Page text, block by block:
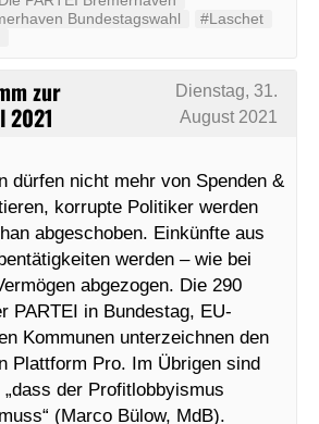
Bundestagswahl
#Laschet
zur
2021
Dienstag, 31.
August 2021
dürfen nicht mehr von Spenden &
korrupte Politiker werden
abgeschoben. Einkünfte aus
werden – wie bei
abgezogen. Die 290
PARTEI in Bundestag, EU-
Kommunen unterzeichnen den
Plattform Pro. Im Übrigen sind
der Profitlobbyismus
(Marco Bülow, MdB).